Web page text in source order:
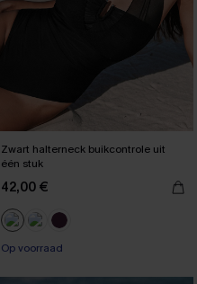
Zwart halterneck buikcontrole uit
één stuk
42,00 €
Op voorraad